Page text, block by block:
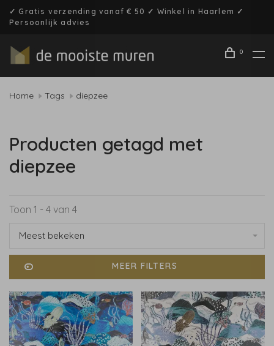
✓ Gratis verzending vanaf € 50 ✓ Winkel in Haarlem ✓
Persoonlijk advies
0
Home Tags diepzee
Producten getagd met
diepzee
Toon 1 - 4 van 4
Meest bekeken
MEER FILTERS